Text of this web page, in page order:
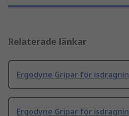
Relaterade länkar
Ergodyne Gripar för
Ergodyne Gripar för